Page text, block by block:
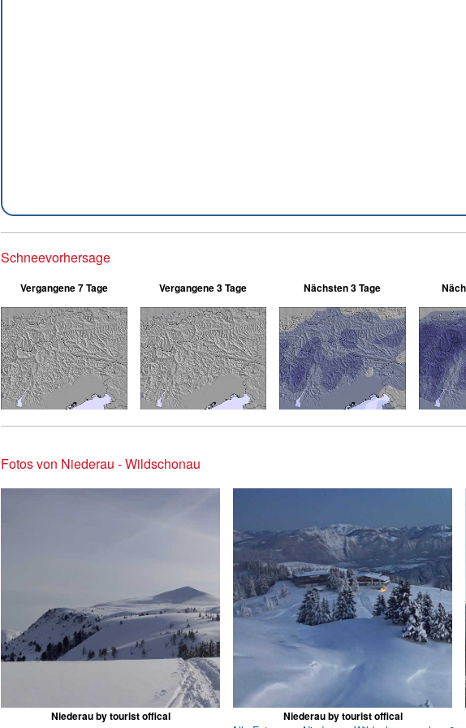
Schneevorhersage
Vergangene 7 Tage Vergangene 3 Tage Nächsten 3 Tage
Fotos von Niederau - Wildschonau
Niederau by tourist offical Niederau by tourist offical